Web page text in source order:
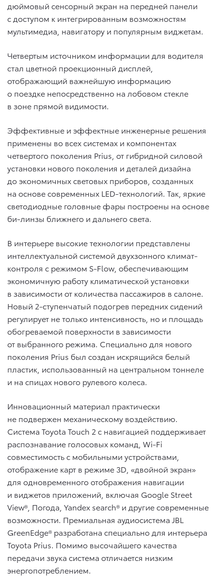
дюймовый сенсорный экран на передней панели
с доступом к интегрированным возможностям
мультимедиа, навигатору и популярным виджетам.
Четвертым источником информации для водителя
стал цветной проекционный дисплей,
отображающий важнейшую информацию
о поездке непосредственно на лобовом стекле
в зоне прямой видимости.
Эффективные и эффектные инженерные решения
применены во всех системах и компонентах
четвертого поколения Prius, от гибридной силовой
установки нового поколения и деталей дизайна
до экономичных световых приборов, созданных
на основе современных LED-технологий. Так, яркие
светодиодные головные фары построены на основе
би-линзы ближнего и дальнего света.
В интерьере высокие технологии представлены
интеллектуальной системой двухзонного климат-
контроля с режимом S-Flow, обеспечивающим
экономичную работу климатической установки
в зависимости от количества пассажиров в салоне.
Новый 2-ступенчатый подогрев передних сидений
регулирует не только интенсивность, но и площадь
обогреваемой поверхности в зависимости
от выбранного режима. Специально для нового
поколения Prius был создан искрящийся белый
пластик, использованный на центральном тоннеле
и на спицах нового рулевого колеса.
Инновационный материал практически
не подвержен механическому воздействию.
Система Toyota Touch 2 с навигацией поддерживает
распознавание голосовых команд, Wi-Fi
совместимость с мобильными устройствами,
отображение карт в режиме 3D, «двойной экран»
для одновременного отображения навигации
и виджетов приложений, включая Google Street
View®, Погода, Yandex search® и другие современные
возможности. Премиальная аудиосистема JBL
GreenEdge® разработана специально для интерьера
Toyota Prius. Помимо высочайшего качества
передачи звука система отличается низким
энергопотреблением.